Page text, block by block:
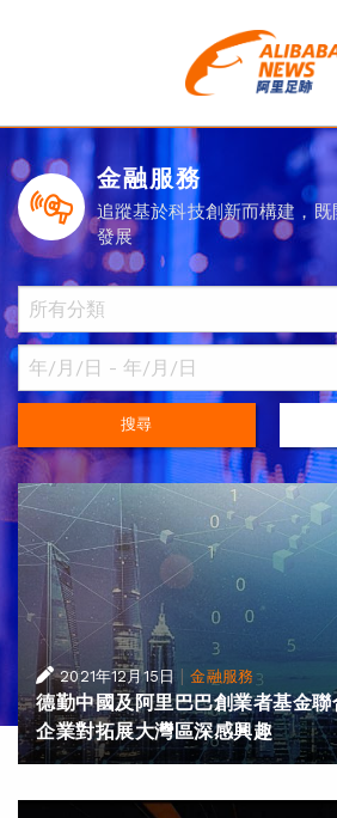
金融服務
追蹤基於科技創新而構建，
發展
搜尋
2021年12月15日 |金融服務
德勤中國及阿里巴巴創業者基金
企業對拓展大灣區深感興趣